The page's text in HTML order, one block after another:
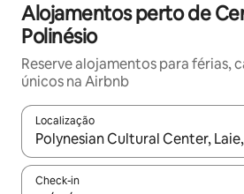
Alojamentos perto de
Polinésio
Reserve alojamentos para férias,
únicos na Airbnb
Localização
Quando os resultados estiverem
Check-in